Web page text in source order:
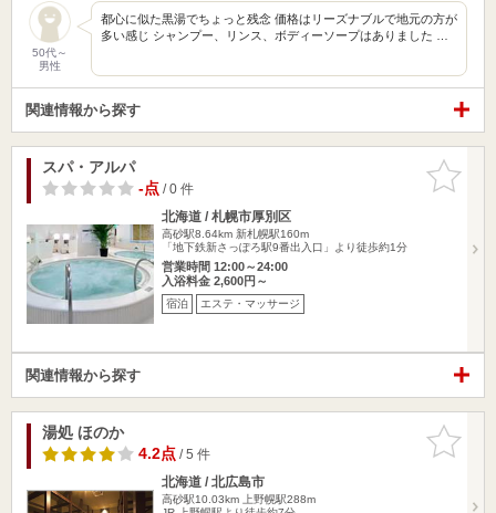
50代～
男性
都心に似た黒湯でちょっと残念 価格はリーズナブルで地元の方が
多い感じ シャンプー、リンス、ボディーソープはありました …
関連情報から探す
お気に入
りに追加
スパ・アルパ
-点/ 0 件
北海道 / 札幌市厚別区
高砂駅8.64km 新札幌駅160m
「地下鉄新さっぽろ駅9番出入口」より徒歩約1分
営業時間 12:00～24:00
入浴料金 2,600円～
宿泊 エステ・マッサージ
関連情報から探す
お気に入
りに追加
湯処 ほのか
4.2点/ 5 件
北海道 / 北広島市
高砂駅10.03km
上野幌駅288m